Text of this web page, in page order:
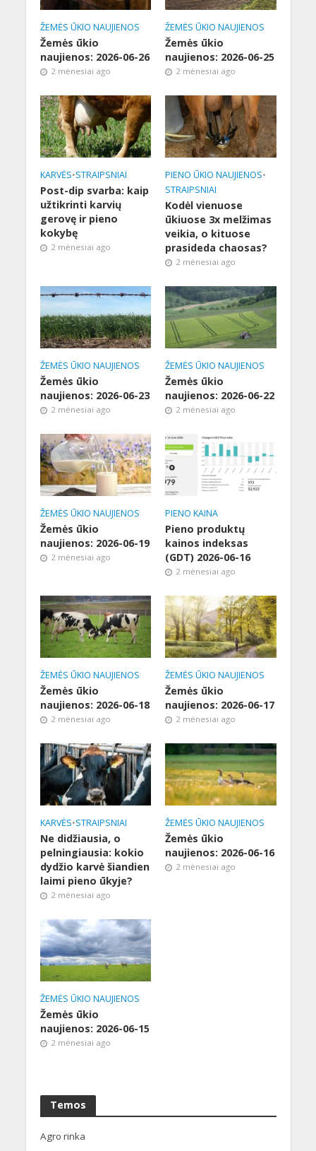
ŽEMĖS ŪKIO NAUJIENOS
Žemės ūkio
naujienos: 2026-06-26
2 mėnesiai ago
ŽEMĖS ŪKIO NAUJIENOS
Žemės ūkio
naujienos: 2026-06-25
2 mėnesiai ago
KARVĖS•STRAIPSNIAI
Post-dip svarba: kaip
užtikrinti karvių
gerovę ir pieno
kokybę
2 mėnesiai ago
PIENO ŪKIO NAUJIENOS•
STRAIPSNIAI
Kodėl vienuose
ūkiuose 3x melžimas
veikia, o kituose
prasideda chaosas?
2 mėnesiai ago
ŽEMĖS ŪKIO NAUJIENOS
Žemės ūkio
naujienos: 2026-06-23
2 mėnesiai ago
ŽEMĖS ŪKIO NAUJIENOS
Žemės ūkio
naujienos: 2026-06-22
2 mėnesiai ago
ŽEMĖS ŪKIO NAUJIENOS
Žemės ūkio
naujienos: 2026-06-19
2 mėnesiai ago
PIENO KAINA
Pieno produktų
kainos indeksas
(GDT) 2026-06-16
2 mėnesiai ago
ŽEMĖS ŪKIO NAUJIENOS
Žemės ūkio
naujienos: 2026-06-18
2 mėnesiai ago
ŽEMĖS ŪKIO NAUJIENOS
Žemės ūkio
naujienos: 2026-06-17
2 mėnesiai ago
KARVĖS•STRAIPSNIAI
Ne didžiausia, o
pelningiausia: kokio
dydžio karvė šiandien
laimi pieno ūkyje?
2 mėnesiai ago
ŽEMĖS ŪKIO NAUJIENOS
Žemės ūkio
naujienos: 2026-06-16
2 mėnesiai ago
ŽEMĖS ŪKIO NAUJIENOS
Žemės ūkio
naujienos: 2026-06-15
2 mėnesiai ago
Temos
Agro rinka